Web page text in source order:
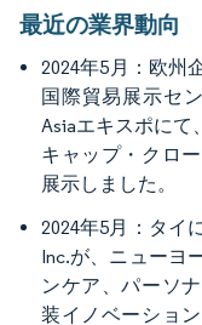
最近の業界動向
2024年5月：欧州
国際貿易展示セ
Asiaエキスポにて
キャップ・クロ
展示しました。
2024年5月：タイ
Inc.が、ニューヨ
ンケア、パーソ
装イノベーショ